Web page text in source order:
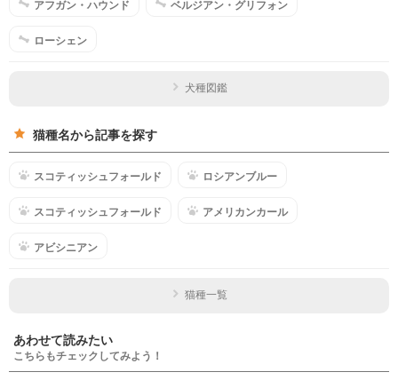
アフガン・ハウンド ベルジアン・グリフォン
ローシェン
犬種図鑑
猫種名から記事を探す
スコティッシュフォールド ロシアンブルー
スコティッシュフォールド アメリカンカール
アビシニアン
猫種一覧
あわせて読みたい
こちらもチェックしてみよう！